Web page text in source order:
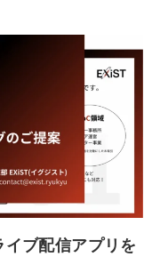
イブ配信アプリを